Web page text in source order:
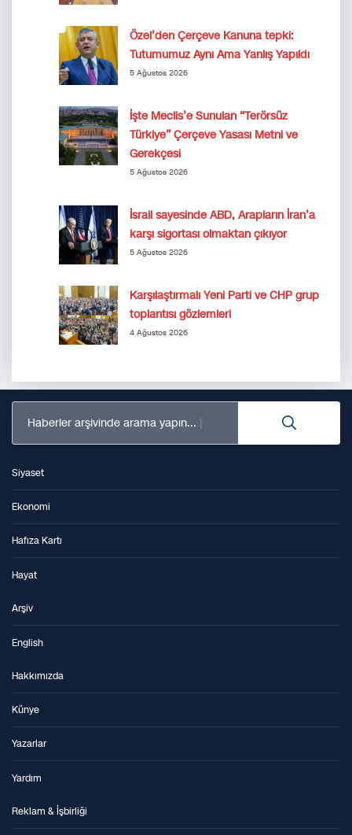
Özel’den Çerçeve Kanuna tepki:
Tutumumuz Aynı Ama Yanlış Yapıldı
5 Ağustos 2026
İşte Meclis’e Sunulan “Terörsüz
Türkiye” Çerçeve Yasası Metni ve
Gerekçesi
5 Ağustos 2026
İsrail sayesinde ABD, Arapların İran’a
karşı sigortası olmaktan çıkıyor
5 Ağustos 2026
Karşılaştırmalı Yeni Parti ve CHP grup
toplantısı gözlemleri
4 Ağustos 2026
Haberler arşivinde arama yapın...
Siyaset
Ekonomi
Hafıza Kartı
Hayat
Arşiv
English
Hakkımızda
Künye
Yazarlar
Yardım
Reklam & İşbirliği